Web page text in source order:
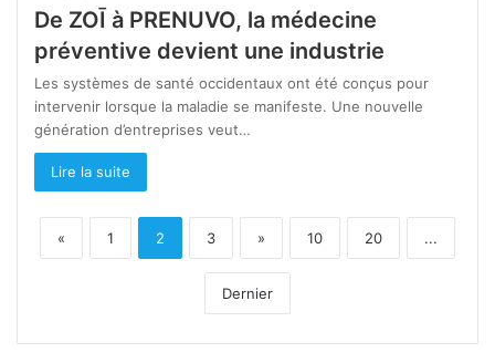
De ZOĪ à PRENUVO, la médecine
préventive devient une industrie
Les systèmes de santé occidentaux ont été conçus pour
intervenir lorsque la maladie se manifeste. Une nouvelle
génération d’entreprises veut…
Lire la suite
« 1 2 3 » 10 20 ...
Dernier